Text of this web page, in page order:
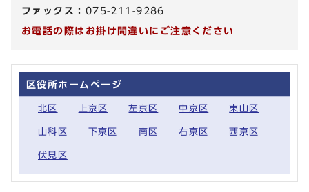
ファックス： 075-211-9286
お電話の際はお掛け間違いにご注意ください
区役所ホームページ
北区 上京区 左京区 中京区 東山区
山科区 下京区 南区 右京区 西京区
伏見区